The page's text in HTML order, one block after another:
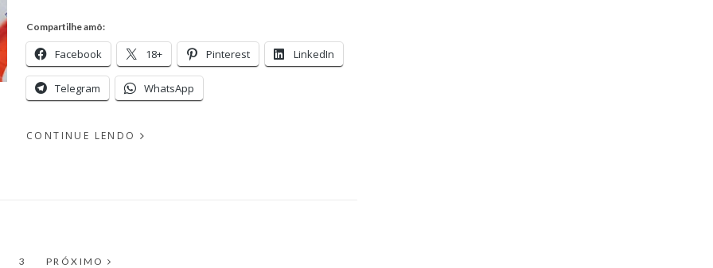
Compartilhe amô:
Facebook 18+ Pinterest LinkedIn
Telegram WhatsApp
CONTINUE LENDO
PÁGINA
3 PRÓXIMO